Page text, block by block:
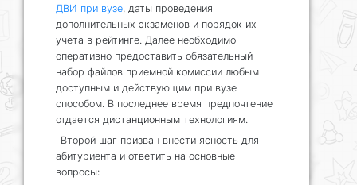
ДВИ при вузе, даты проведения
дополнительных экзаменов и порядок их
учета в рейтинге. Далее необходимо
оперативно предоставить обязательный
набор файлов приемной комиссии любым
доступным и действующим при вузе
способом. В последнее время предпочтение
отдается дистанционным технологиям.
Второй шаг призван внести ясность для
абитуриента и ответить на основные
вопросы: